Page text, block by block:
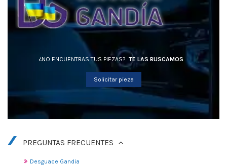
¿NO ENCUENTRAS TUS PIEZAS? TE LAS BUSCAMOS
Solicitar pieza
PREGUNTAS FRECUENTES
Desguace Gandia